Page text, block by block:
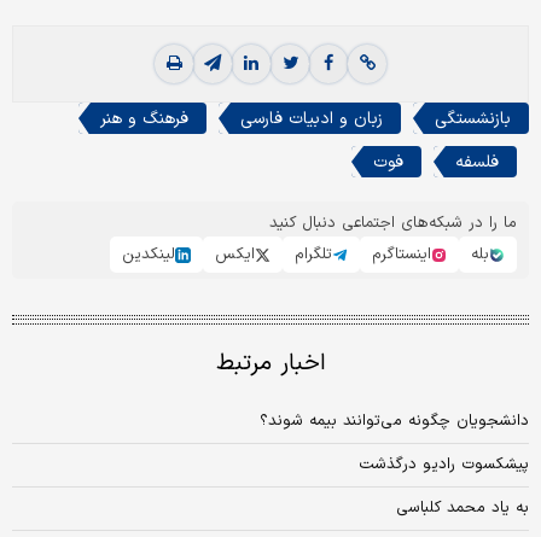
بازنشستگی زبان و ادبیات فارسی
فرهنگ و هنر
فلسفه
فوت
ما را در شبکه‌های اجتماعی دنبال کنید
بله
اینستاگرم تلگرام ایکس لینکدین
اخبار مرتبط
دانشجویان چگونه می‌توانند بیمه شوند؟
پیشکسوت رادیو درگذشت
به یاد محمد کلباسی